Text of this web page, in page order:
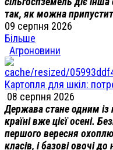
так, як можна
09 серпня 2026
Більше
Агроновини
Картопля для шкіл:
08 серпня 2026
Держава стане одним із
країні вже цієї осені.
першого вересня
класів, і базові овочі